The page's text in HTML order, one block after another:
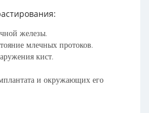
железы.
млечных протоков.
кист.
и окружающих его